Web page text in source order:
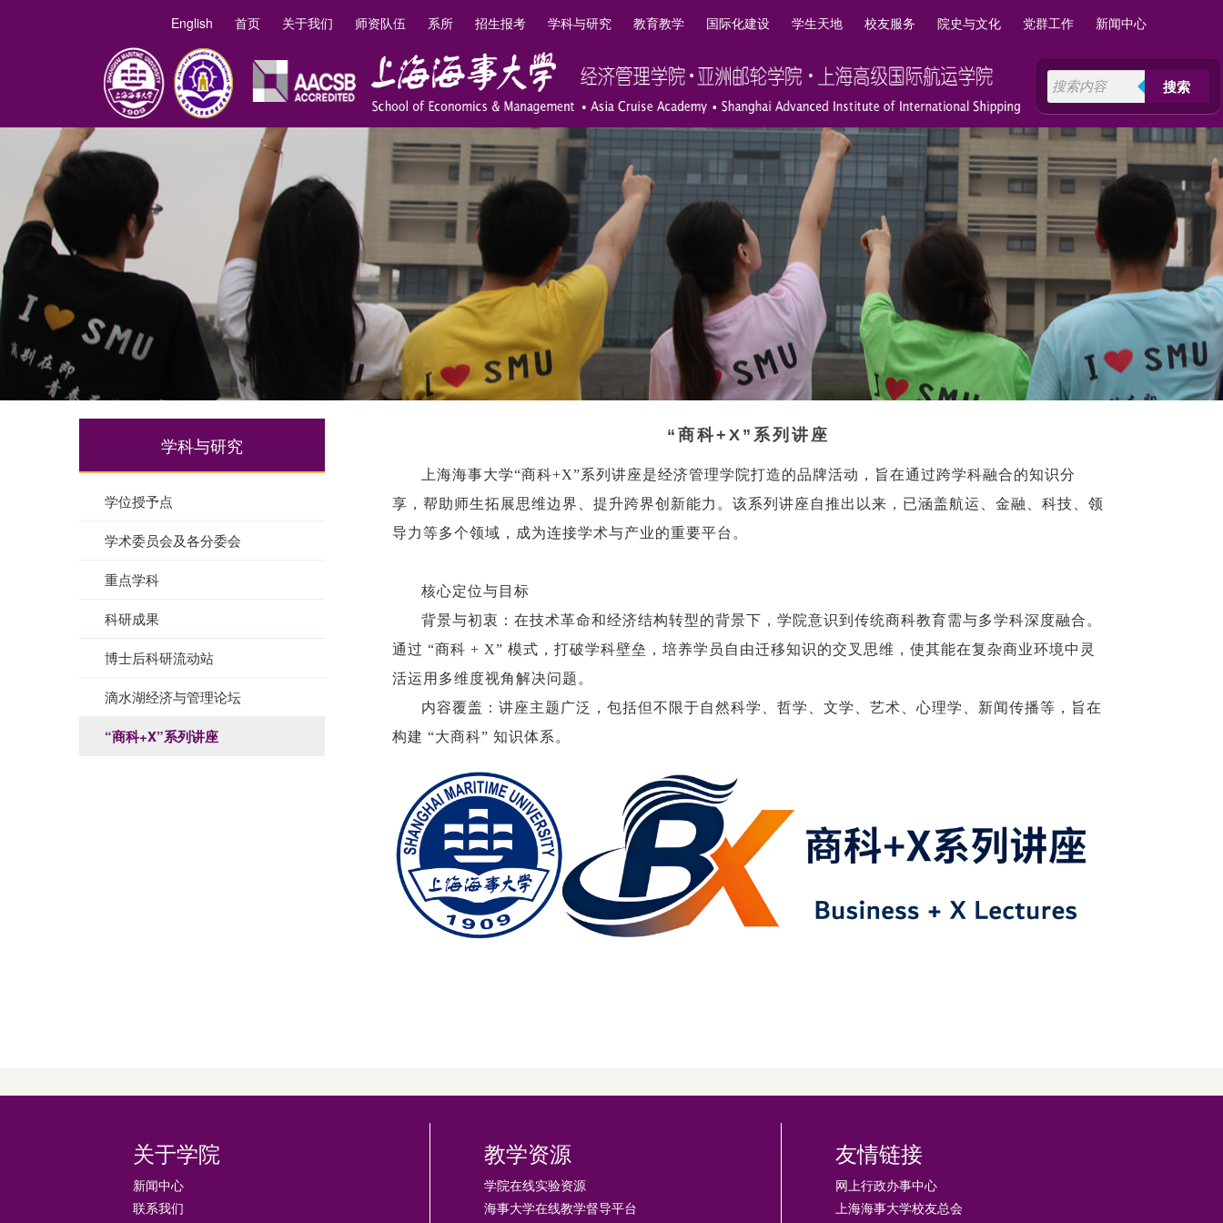
搜索
English 首页 关于我们 师资队伍 系所 招生报考 学科与研究 教育教学 国际化建设 学生天地 校友服务 院史与文化 党群工作 新闻中心
学科与研究
学位授予点
学术委员会及各分委会
重点学科
科研成果
博士后科研流动站
滴水湖经济与管理论坛
“商科+X”系列讲座
“商科+X”系列讲座
上海海事大学“商科+X”系列讲座是经济管理学院打造的品牌活动，旨在通过跨学科融合的知识分
享，帮助师生拓展思维边界、提升跨界创新能力。 该系列讲座自推出以来，已涵盖航运、金融、科技、领
导力等多个领域，成为连接学术与产业的重要平台。
核心定位与目标
背景与初衷：在技术革命和经济结构转型的背景下，学院意识到传统商科教育需与多学科深度融合。
通过 “商科 + X” 模式，打破学科壁垒，培养学员自由迁移知识的交叉思维，使其能在复杂商业环境中灵
活运用多维度视角解决问题。
内容覆盖：讲座主题广泛，包括但不限于自然科学、哲学、文学、艺术、心理学、新闻传播等，旨在
构建 “大商科” 知识体系。
关于学院
新闻中心
联系我们
教学资源
学院在线实验资源
海事大学在线教学督导平台
友情链接
网上行政办事中心
上海海事大学校友总会